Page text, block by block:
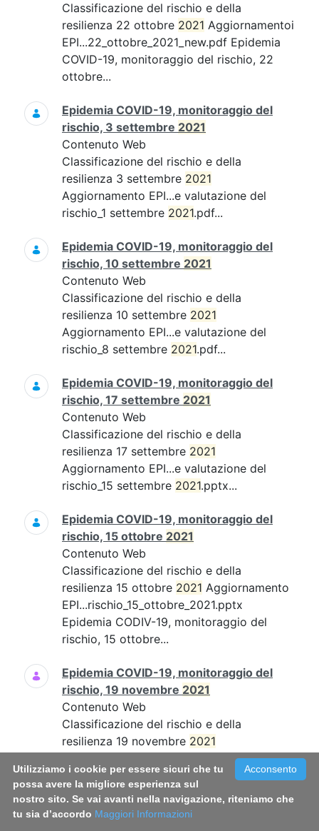
Classificazione del rischio e della
resilienza 22 ottobre 2021 Aggiornamentoi
EPI...22_ottobre_2021_new.pdf Epidemia
COVID-19, monitoraggio del rischio, 22
ottobre...
Epidemia COVID-19, monitoraggio del
rischio, 3 settembre 2021
Contenuto Web
Classificazione del rischio e della
resilienza 3 settembre 2021
Aggiornamento EPI...e valutazione del
rischio_1 settembre 2021.pdf...
Epidemia COVID-19, monitoraggio del
rischio, 10 settembre 2021
Contenuto Web
Classificazione del rischio e della
resilienza 10 settembre 2021
Aggiornamento EPI...e valutazione del
rischio_8 settembre 2021.pdf...
Epidemia COVID-19, monitoraggio del
rischio, 17 settembre 2021
Contenuto Web
Classificazione del rischio e della
resilienza 17 settembre 2021
Aggiornamento EPI...e valutazione del
rischio_15 settembre 2021.pptx...
Epidemia COVID-19, monitoraggio del
rischio, 15 ottobre 2021
Contenuto Web
Classificazione del rischio e della
resilienza 15 ottobre 2021 Aggiornamento
EPI...rischio_15_ottobre_2021.pptx
Epidemia CODIV-19, monitoraggio del
rischio, 15 ottobre...
Epidemia COVID-19, monitoraggio del
rischio, 19 novembre 2021
Contenuto Web
Classificazione del rischio e della
resilienza 19 novembre 2021
Aggiornamento EPI...19_novembre_21.pdf
Epidemia COVID-19, monitoraggio del
rischio, 19 novembre...
Acconsento
Utilizziamo i cookie per essere sicuri che tu
possa avere la migliore esperienza sul
nostro sito. Se vai avanti nella navigazione, riteniamo che
tu sia d’accordo Maggiori Informazioni